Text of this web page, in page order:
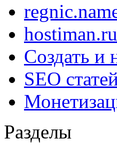
hostiman.ru
Создать и
SEO
Разделы